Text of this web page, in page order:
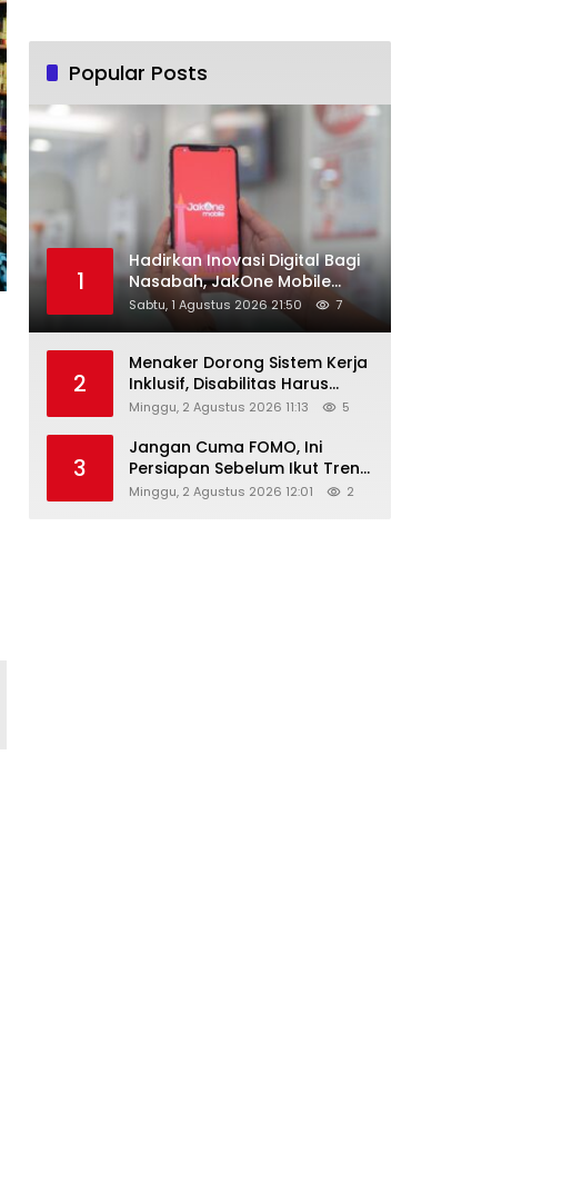
Popular Posts
1
Hadirkan Inovasi Digital Bagi
Nasabah, JakOne Mobile
Antar Bank Jakarta Sukses
Raih Digital Excellence
Sabtu, 1 Agustus 2026 21:50 7
2
Menaker Dorong Sistem Kerja
Inklusif, Disabilitas Harus
Dapat Kesempatan Setara
Minggu, 2 Agustus 2026 11:13 5
3
Jangan Cuma FOMO, Ini
Persiapan Sebelum Ikut Tren
Hyrox
Minggu, 2 Agustus 2026 12:01 2